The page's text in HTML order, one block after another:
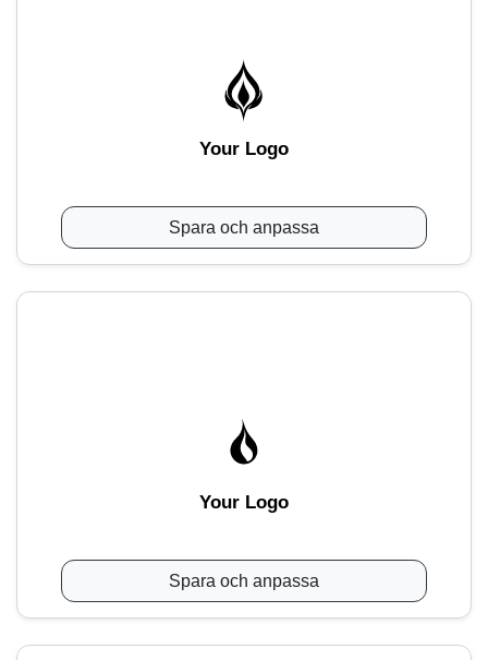
Your Logo
Spara och anpassa
Your Logo
Spara och anpassa